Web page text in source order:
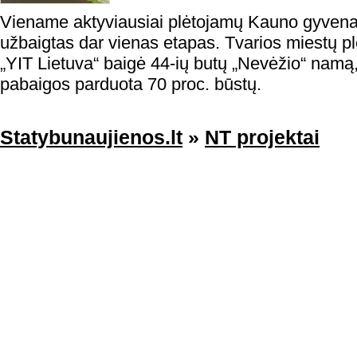
Viename aktyviausiai plėtojamų Kauno
užbaigtas dar vienas etapas. Tvarios miestų
„YIT Lietuva“ baigė 44-ių butų „Nevėžio“
pabaigos parduota 70 proc. būstų.
Statybunaujienos.lt » NT projektai